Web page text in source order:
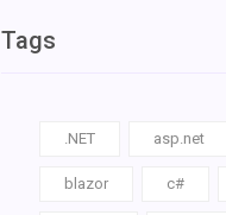
Tags
.NET asp.net
blazor c#